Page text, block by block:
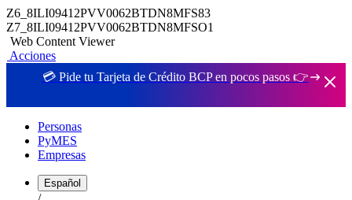
Z6_8ILI09412PVV0062BTDN8MFS83
Z7_8ILI09412PVV0062BTDN8MFSO1
Web Content Viewer
Acciones
💳 Pide tu Tarjeta de Crédito BCP en pocos pasos 👉
Personas
PyMES
Empresas
Español